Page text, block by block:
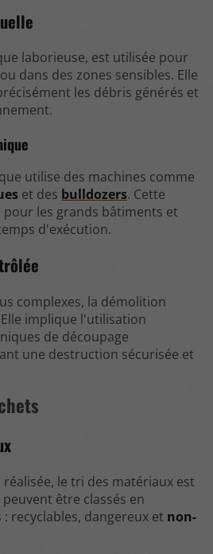
laborieuse, est utilisée pour
dans des zones sensibles. Elle
les débris générés et
utilise des machines comme
et des bulldozers. Cette
les grands bâtiments et
d'exécution.
complexes, la démolition
implique l'utilisation
de découpage
une destruction sécurisée et
le tri des matériaux est
être classés en
recyclables, dangereux et non-